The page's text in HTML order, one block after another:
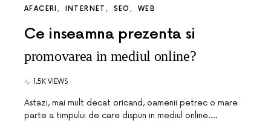
AFACERI INTERNET SEO WEB
Ce inseamna prezenta si
promovarea in mediul online?
1.5K VIEWS
Astazi, mai mult decat oricand, oamenii petrec o mare
parte a timpului de care dispun in mediul online.…